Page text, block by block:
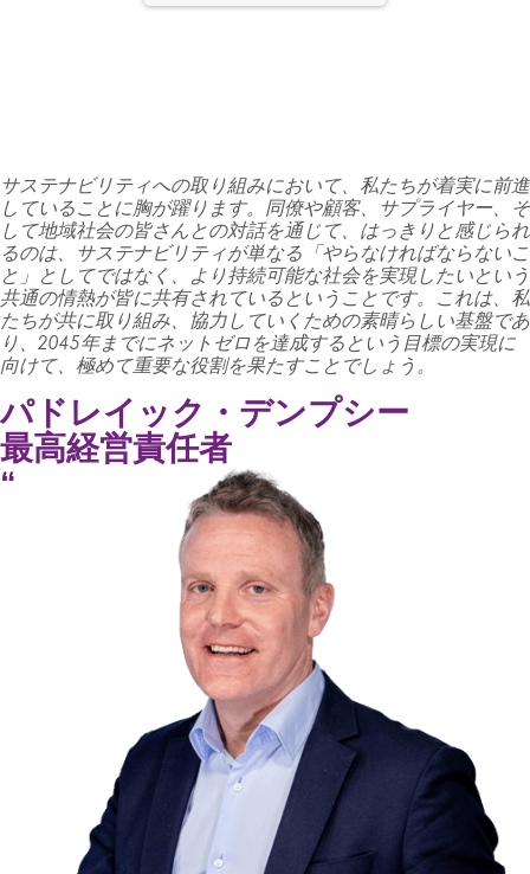
サステナビリティへの取り組みにおいて、私たちが着実に前進
していることに胸が躍ります。同僚や顧客、サプライヤー、そ
して地域社会の皆さんとの対話を通じて、はっきりと感じられ
るのは、サステナビリティが単なる「やらなければならないこ
と」としてではなく、より持続可能な社会を実現したいという
共通の情熱が皆に共有されているということです。これは、私
たちが共に取り組み、協力していくための素晴らしい基盤であ
り、2045年までにネットゼロを達成するという目標の実現に
向けて、極めて重要な役割を果たすことでしょう。
パドレイック・デンプシー
最高経営責任者
“
“